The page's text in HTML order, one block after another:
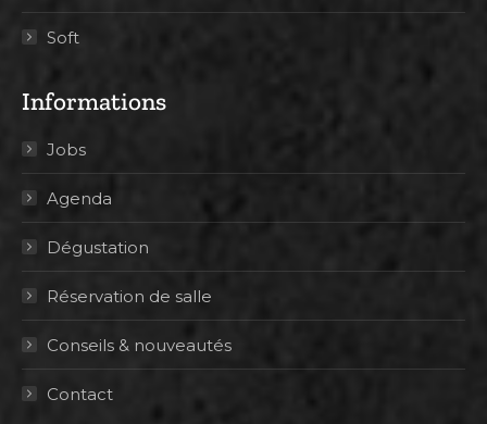
Soft
Informations
Jobs
Agenda
Dégustation
Réservation de salle
Conseils & nouveautés
Contact